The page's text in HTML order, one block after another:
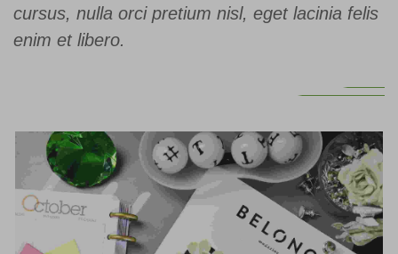
cursus, nulla orci pretium nisl, eget lacinia felis
enim et libero.